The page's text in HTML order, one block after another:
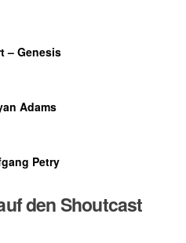
– Genesis
Adams
Petry
den Shoutcast